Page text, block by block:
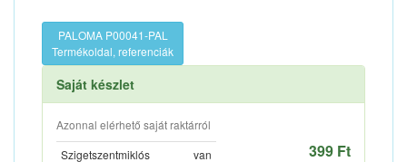
PALOMA P00041-PAL
Termékoldal, referenciák
Saját készlet
Azonnal elérhető saját raktárról
Szigetszentmiklós
van 399 Ft